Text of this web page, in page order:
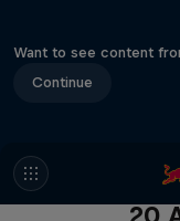
Want to see content
Continue
Red Bull